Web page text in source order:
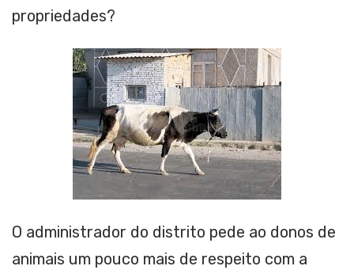
propriedades?
O administrador do distrito pede ao donos de
animais um pouco mais de respeito com a